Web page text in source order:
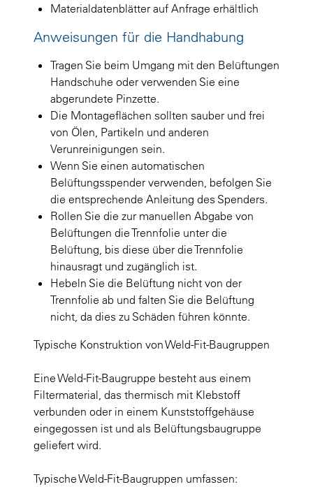
Materialdatenblätter auf Anfrage erhältlich
Anweisungen für die Handhabung
Tragen Sie beim Umgang mit den Belüftungen
Handschuhe oder verwenden Sie eine
abgerundete Pinzette.
Die Montageflächen sollten sauber und frei
von Ölen, Partikeln und anderen
Verunreinigungen sein.
Wenn Sie einen automatischen
Belüftungsspender verwenden, befolgen Sie
die entsprechende Anleitung des Spenders.
Rollen Sie die zur manuellen Abgabe von
Belüftungen die Trennfolie unter die
Belüftung, bis diese über die Trennfolie
hinausragt und zugänglich ist.
Hebeln Sie die Belüftung nicht von der
Trennfolie ab und falten Sie die Belüftung
nicht, da dies zu Schäden führen könnte.
Typische Konstruktion von Weld-Fit-Baugruppen
Eine Weld-Fit-Baugruppe besteht aus einem
Filtermaterial, das thermisch mit Klebstoff
verbunden oder in einem Kunststoffgehäuse
eingegossen ist und als Belüftungsbaugruppe
geliefert wird.
Typische Weld-Fit-Baugruppen umfassen: